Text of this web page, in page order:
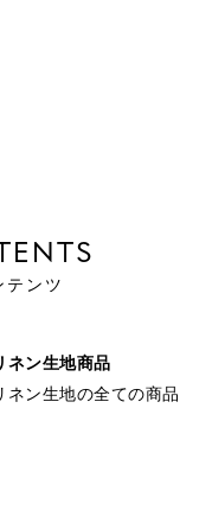
ンツ
ネン生地商品
ネン生地の全ての商品